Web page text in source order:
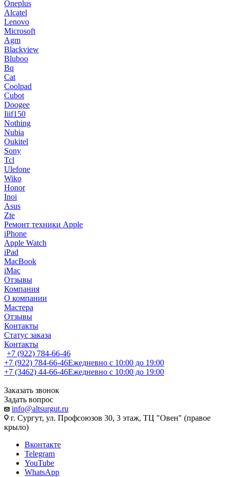
Oneplus
Alcatel
Lenovo
Microsoft
Agm
Blackview
Bluboo
Bq
Cat
Coolpad
Cubot
Doogee
Iiif150
Nothing
Nubia
Oukitel
Sony
Tcl
Ulefone
Wiko
Honor
Inoi
Asus
Zte
Ремонт техники Apple
iPhone
Apple Watch
iPad
MacBook
iMac
Отзывы
Компания
О компании
Мастера
Отзывы
Контакты
Статус заказа
Контакты
+7 (922) 784-66-46
+7 (922) 784-66-46Ежедневно с 10:00 до 19:00
+7 (3462) 44-66-46Ежедневно с 10:00 до 19:00
Заказать звонок
Задать вопрос
info@altsurgut.ru
г. Сургут, ул. Профсоюзов 30, 3 этаж, ТЦ "Овен" (правое
крыло)
Вконтакте
Telegram
YouTube
WhatsApp